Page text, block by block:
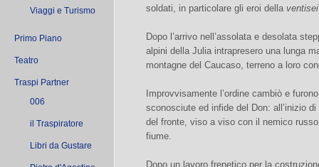
Viaggi e Turismo
Primo Piano
Teatro
Traspi Partner
006
il Traspiratore
Libri da Gustare
soldati, in particolare gli eroi della ventisei
Dopo l’arrivo nell’assolata e desolata
alpini della Julia intrapresero una lunga
montagne del Caucaso, terreno a loro
Improvvisamente l’ordine cambiò e
sconosciute ed infide del Don: all’inizio
del fronte, viso a viso con il nemico
fiume.
Dopo un lavoro frenetico per la